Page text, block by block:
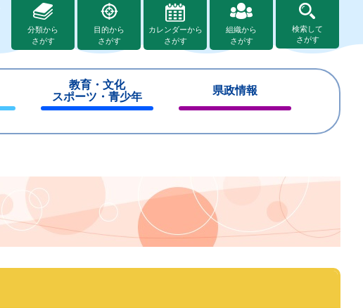
分類から
さがす
目的から
さがす
カレンダーから
さがす
組織から
さがす
検索して
さがす
教育・文化
スポーツ・青少年
じ
県政情報
じ